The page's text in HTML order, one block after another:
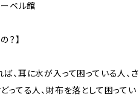
ベル館
？】
、耳に水が入って困っている人、さ
ってる人、財布を落として困ってい